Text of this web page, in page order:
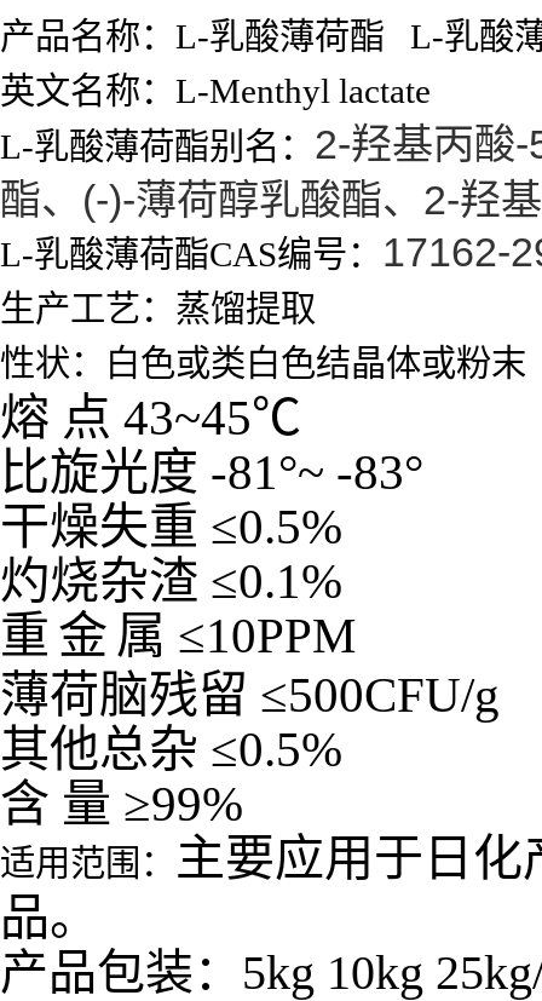
产品名称：L-乳酸薄荷酯 L-乳酸
英文名称：L-Menthyl lactate
L-乳酸薄荷酯别名： 2-羟基丙酸
酯、(-)-薄荷醇乳酸酯、2-羟
L-乳酸薄荷酯CAS编号： 17162-
生产工艺：蒸馏提取
性状：白色或类白色结晶体或粉末
熔 点 43~45℃
比旋光度 -81°~ -83°
干燥失重 ≤0.5%
灼烧杂渣 ≤0.1%
重 金 属 ≤10PPM
薄荷脑残留 ≤500CFU/g
其他总杂 ≤0.5%
含 量 ≥99%
适用范围：
主要应用于日
品。
产品包装：5kg 10kg